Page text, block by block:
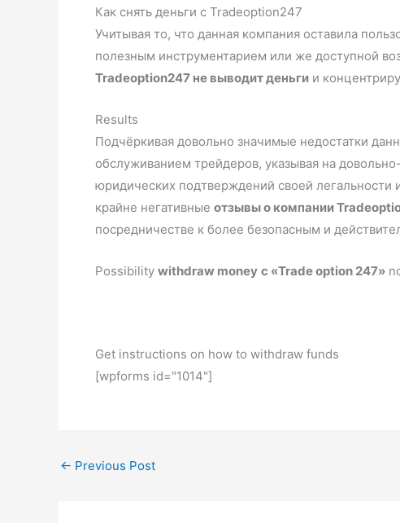
Как снять деньги с Tradeoption247
Учитывая то, что данная компания оставила
полезным инструментарием или же доступной
Tradeoption247 не выводит деньги и
Results
Подчёркивая довольно значимые недостатки
обслуживанием трейдеров, указывая на
юридических подтверждений своей легальности
крайне негативные отзывы о компании
посредничестве к более безопасным и
Possibility withdraw money с «Trade option 247»
Get instructions on how to withdraw funds
[wpforms id="1014"]
← Previous Post